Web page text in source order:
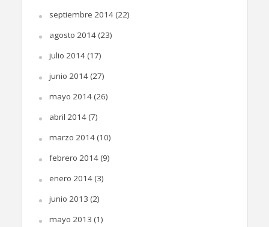
septiembre 2014(22)
agosto 2014(23)
julio 2014(17)
junio 2014(27)
mayo 2014(26)
abril 2014(7)
marzo 2014(10)
febrero 2014(9)
enero 2014(3)
junio 2013 (2)
mayo 2013 (1)